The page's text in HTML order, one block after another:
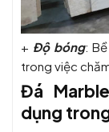
+ Độ bóng:
trong việc
Đá
dụng